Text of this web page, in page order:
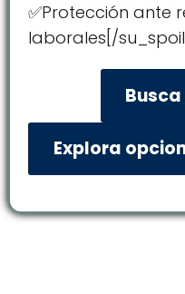
✅Protección ante
laborales[/
Explora